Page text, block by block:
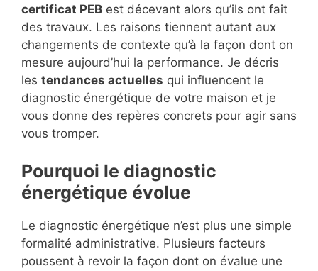
certificat PEB est décevant alors qu’ils ont fait
des travaux. Les raisons tiennent autant aux
changements de contexte qu’à la façon dont on
mesure aujourd’hui la performance. Je décris
les tendances actuelles qui influencent le
diagnostic énergétique de votre maison et je
vous donne des repères concrets pour agir sans
vous tromper.
Pourquoi le diagnostic
énergétique évolue
Le diagnostic énergétique n’est plus une simple
formalité administrative. Plusieurs facteurs
poussent à revoir la façon dont on évalue une